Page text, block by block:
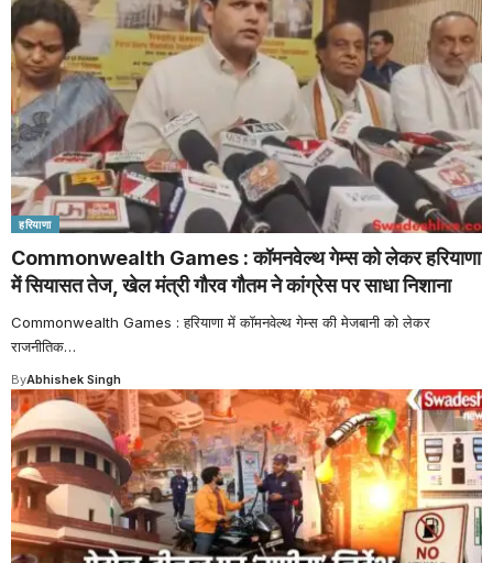
हरियाणा
Commonwealth Games : कॉमनवेल्थ गेम्स को लेकर हरियाणा
में सियासत तेज, खेल मंत्री गौरव गौतम ने कांग्रेस पर साधा निशाना
Commonwealth Games : हरियाणा में कॉमनवेल्थ गेम्स की मेजबानी को लेकर
राजनीतिक…
ByAbhishek Singh